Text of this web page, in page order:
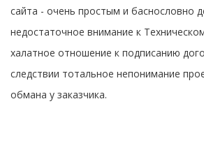
сайта - очень простым и баснословно
недостаточное внимание к
халатное отношение к подписанию
следствии тотальное непонимание
обмана у заказчика.